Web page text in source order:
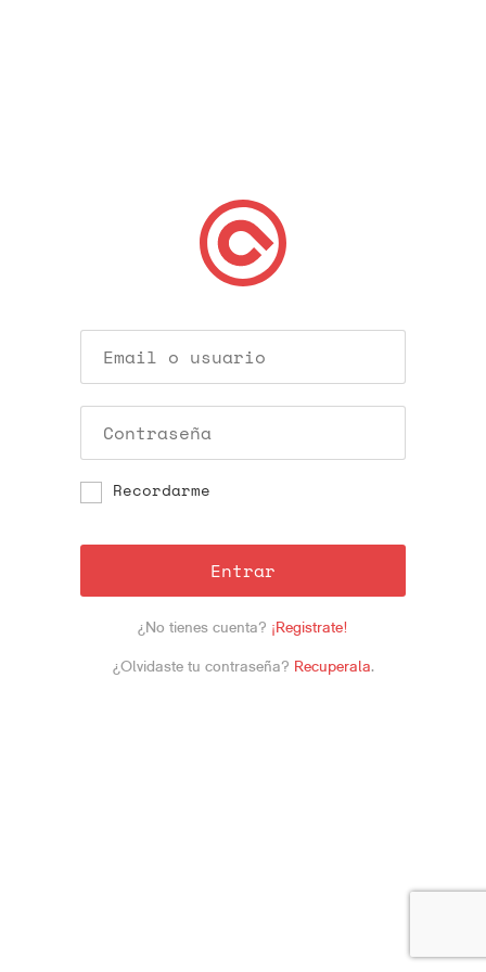
Recordarme
Entrar
¿No tienes cuenta? ¡Registrate!
¿Olvidaste tu contraseña? Recuperala.